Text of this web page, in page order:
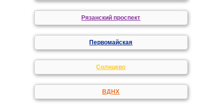
Рязанский проспект
Первомайская
Солнцево
ВДНХ